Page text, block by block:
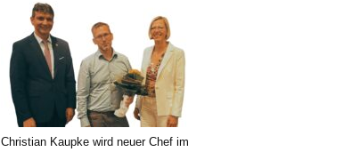
Christian Kaupke wird neuer Chef im